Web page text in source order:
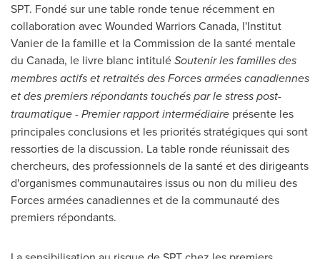
SPT. Fondé sur une table ronde tenue récemment en
collaboration avec Wounded Warriors Canada, l'Institut
Vanier de la famille et la Commission de la santé mentale
du Canada, le livre blanc intituléSoutenir les familles des
membres actifs et retraités des Forces armées canadiennes
et des premiers répondants touchés par le stress post-
traumatique - Premier rapport intermédiaire présente les
principales conclusions et les priorités stratégiques qui sont
ressorties de la discussion. La table ronde réunissait des
chercheurs, des professionnels de la santé et des dirigeants
d'organismes communautaires issus ou non du milieu des
Forces armées canadiennes et de la communauté des
premiers répondants.